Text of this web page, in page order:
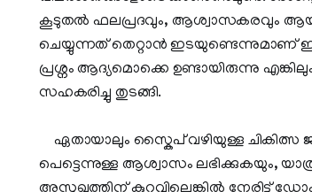
കൂടുതല്‍ ഫലപ്രദവും, ആശ്വാസകരവും
ചെയ്യുന്നത് തെറ്റാന്‍ ഇടയുണ്ടെന്നുമാണ്
പ്രശ്നം ആദ്യമൊക്കെ ഉണ്ടായിരുന്നു
സഹകരിച്ചു തുടങ്ങി.
ഏതായാലും സ്കൈപ് വഴിയുള്ള
പെട്ടെന്നുള്ള ആശ്വാസം ലഭിക്കുകയും,